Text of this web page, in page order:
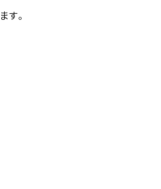
。